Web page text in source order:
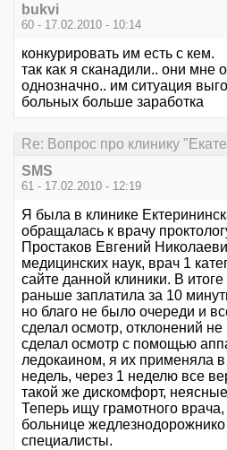
bukvi
60 - 17.02.2010 - 10:14
конкурировать им есть с кем.
так как я сканадили.. они мне
однозначно.. им ситуация
больных больше заработка
Re: Вопрос про клинику
SMS
61 - 17.02.2010 - 12:19
Я была в клинике
обращалась к врачу
Простаков Евгений
медицинских наук, врач 1
сайте данной клиники. В
раньше заплатила за 10
но благо не было очереди и
сделал осмотр, отклонений
сделал осмотр с помощью
ледокаином, я их применяла в
недель, через 1 неделю все
такой же дискомфорт,
Теперь ищу грамотного врача,
больнице
специалисты.